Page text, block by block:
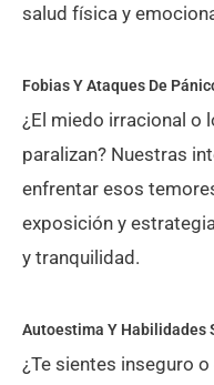
salud física y
Fobias Y Ataques De
¿El miedo irracional o
paralizan? Nuestras
enfrentar esos
exposición y
y tranquilidad.
Autoestima Y Habilidades
¿Te sientes inseguro